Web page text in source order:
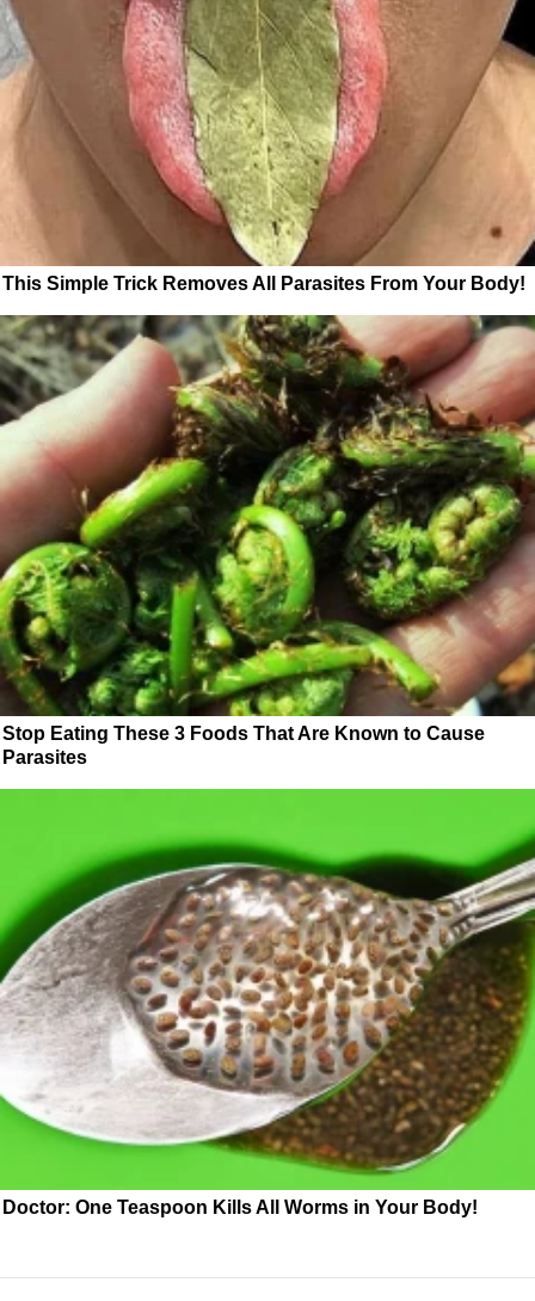
This Simple Trick Removes All Parasites From Your Body!
Stop Eating These 3 Foods That Are Known to Cause
Parasites
Doctor: One Teaspoon Kills All Worms in Your Body!